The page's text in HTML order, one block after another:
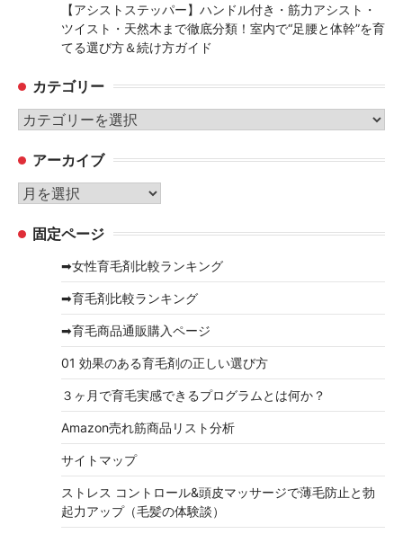
【アシストステッパー】ハンドル付き・筋力アシスト・
ツイスト・天然木まで徹底分類！室内で“足腰と体幹”を育
てる選び方＆続け方ガイド
カテゴリー
カ
ゴ
リ
ー
アーカイブ
ア
カ 固定ページ
➡女性育毛剤比較ランキング
➡育毛剤比較ランキング
➡育毛商品通販購入ページ
01 効果のある育毛剤の正しい選び方
３ヶ月で育毛実感できるプログラムとは何か？
Amazon売れ筋商品リスト分析
サイトマップ
ストレス コントロール&頭皮マッサージで薄毛防止と勃
起力アップ（毛髪の体験談）